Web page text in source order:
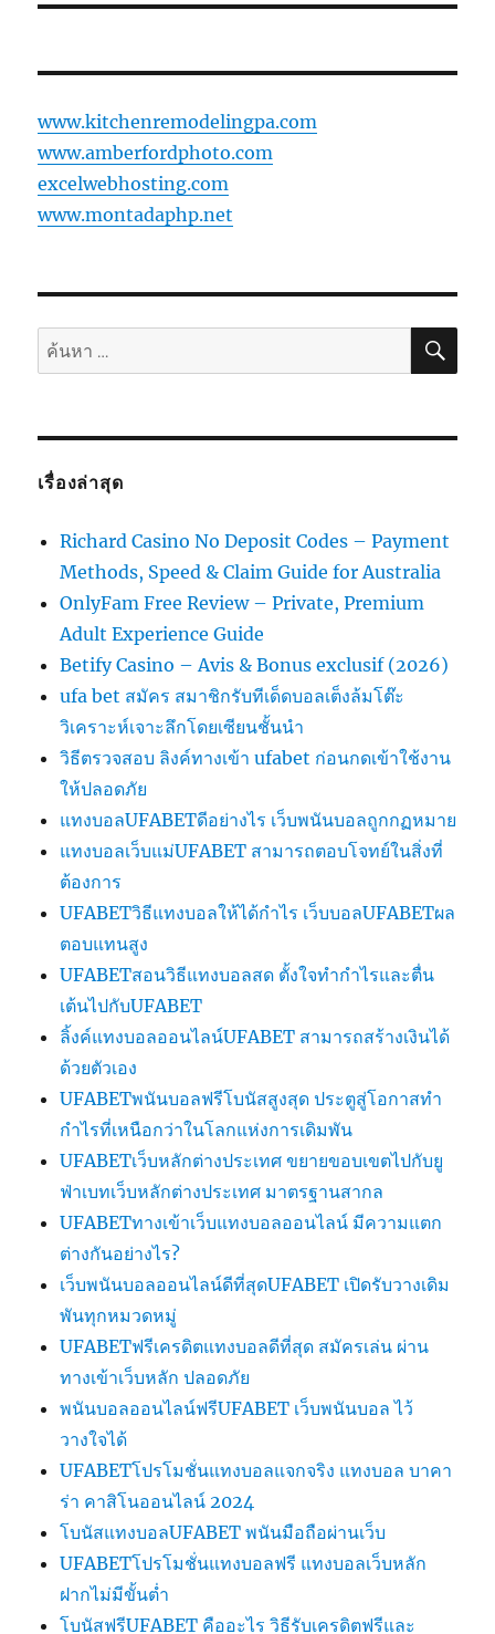
www.kitchenremodelingpa.com
www.amberfordphoto.com
excelwebhosting.com
www.montadaphp.net
ค้นหา: ค้น
เรื่องล่าสุด
Richard Casino No Deposit Codes – Payment
Methods, Speed & Claim Guide for Australia
OnlyFam Free Review – Private, Premium
Adult Experience Guide
Betify Casino – Avis & Bonus exclusif (2026)
ufa bet สมัคร สมาชิกรับทีเด็ดบอลเต็งล้มโต๊ะ
วิเคราะห์เจาะลึกโดยเซียนชั้นนำ
วิธีตรวจสอบ ลิงค์ทางเข้า ufabet ก่อนกดเข้าใช้งาน
ให้ปลอดภัย
แทงบอลUFABETดีอย่างไร เว็บพนันบอลถูกกฏหมาย
แทงบอลเว็บแม่UFABET สามารถตอบโจทย์ในสิ่งที่
ต้องการ
UFABETวิธีแทงบอลให้ได้กำไร เว็บบอลUFABETผล
ตอบแทนสูง
UFABETสอนวิธีแทงบอลสด ตั้งใจทำกำไรและตื่น
เต้นไปกับUFABET
ลิ้งค์แทงบอลออนไลน์UFABET สามารถสร้างเงินได้
ด้วยตัวเอง
UFABETพนันบอลฟรีโบนัสสูงสุด ประตูสู่โอกาสทำ
กำไรที่เหนือกว่าในโลกแห่งการเดิมพัน
UFABETเว็บหลักต่างประเทศ ขยายขอบเขตไปกับยู
ฟ่าเบทเว็บหลักต่างประเทศ มาตรฐานสากล
UFABETทางเข้าเว็บแทงบอลออนไลน์ มีความแตก
ต่างกันอย่างไร?
เว็บพนันบอลออนไลน์ดีที่สุดUFABET เปิดรับวางเดิม
พันทุกหมวดหมู่
UFABETฟรีเครดิตแทงบอลดีที่สุด สมัครเล่น ผ่าน
ทางเข้าเว็บหลัก ปลอดภัย
พนันบอลออนไลน์ฟรีUFABET เว็บพนันบอล ไว้
วางใจได้
UFABETโปรโมชั่นแทงบอลแจกจริง แทงบอล บาคา
ร่า คาสิโนออนไลน์ 2024
โบนัสแทงบอลUFABET พนันมือถือผ่านเว็บ
UFABETโปรโมชั่นแทงบอลฟรี แทงบอลเว็บหลัก
ฝากไม่มีขั้นต่ำ
โบนัสฟรีUFABET คืออะไร วิธีรับเครดิตฟรีและ